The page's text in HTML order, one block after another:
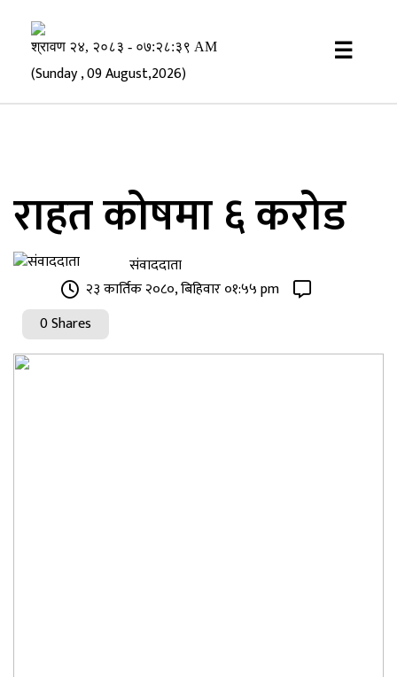
(Sunday , 09 August,2026)
☰
राहत कोषमा ६ करोड
संवाददाता
२३ कार्तिक २०८०, बिहिवार ०१:५५ pm
0 Shares